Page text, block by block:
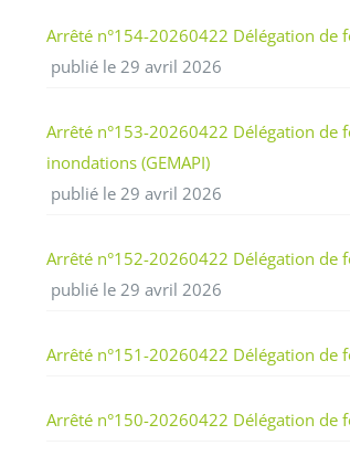
Arrêté n°154-20260422 Délégation de
publié le 29 avril 2026
Arrêté n°153-20260422 Délégation de
inondations (GEMAPI)
publié le 29 avril 2026
Arrêté n°152-20260422 Délégation de
publié le 29 avril 2026
Arrêté n°151-20260422 Délégation de
Arrêté n°150-20260422 Délégation de